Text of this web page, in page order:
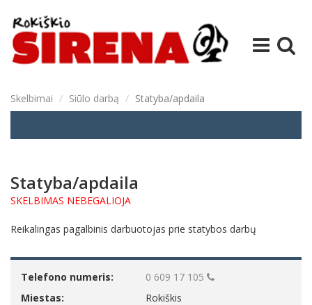
Skelbimai Siūlo darbą Statyba/apdaila
Statyba/apdaila
SKELBIMAS NEBEGALIOJA
Reikalingas pagalbinis darbuotojas prie statybos darbų
Telefono numeris:
0 609 17 105
Miestas:
Rokiškis